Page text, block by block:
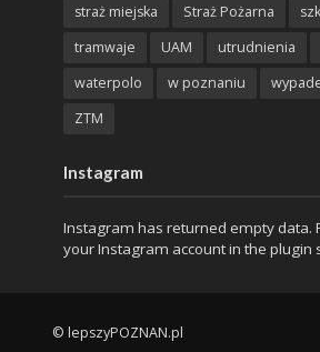
straż miejska
Straż Pożarna
tramwaje
UAM utrudnienia
waterpolo
w poznaniu
ZTM
Instagram
Instagram has returned empty data.
your Instagram account in the plugin
© lepszyPOZNAN.pl